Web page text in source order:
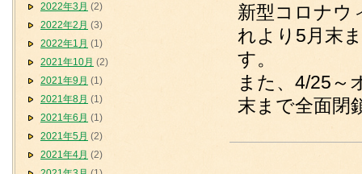
2022年3月 (2)
2022年2月 (3)
2022年1月 (1)
2021年10月 (2)
2021年9月 (1)
2021年8月 (1)
2021年6月 (1)
2021年5月 (2)
2021年4月 (2)
新型コロナウ
れより5月末
す。
また、4/25～
末まで全面閉